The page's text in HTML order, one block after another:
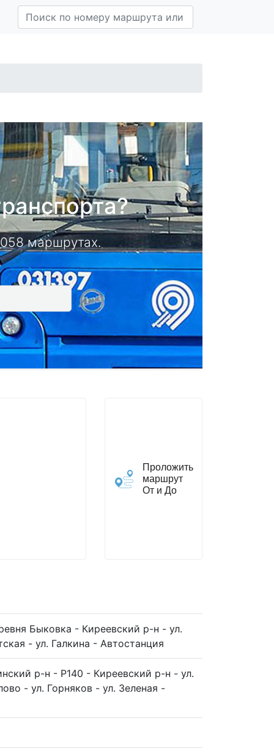
маршрутах.
Проложить
маршрут
От и До
Быковка - Киреевский р-н - ул.
- ул. Галкина - Автостанция
р-н - Р140 - Киреевский р-н - ул.
- ул. Горняков - ул. Зеленая -